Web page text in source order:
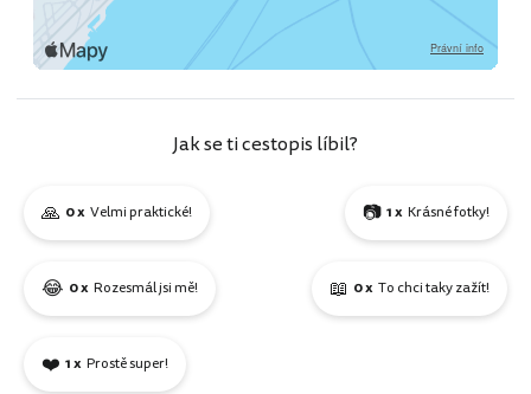
Jak se ti cestopis líbil?
🙏 0 x Velmi praktické! 📷 1 x Krásné fotky!
😂 0 x Rozesmál jsi mě! 📖 0 x To chci taky zažít!
❤️ 1 x Prostě super!